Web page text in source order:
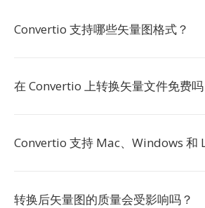
Convertio 支持哪些矢量图格式？
在 Convertio 上转换矢量文件免费吗
Convertio 支持 Mac、Windows 和
转换后矢量图的质量会受影响吗？